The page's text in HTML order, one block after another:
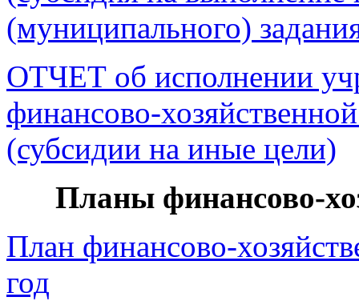
(муниципального)
ОТЧЕТ об исполнении
финансово-
(субсидии на иные цели)
Планы финансово-
План финансово-
год